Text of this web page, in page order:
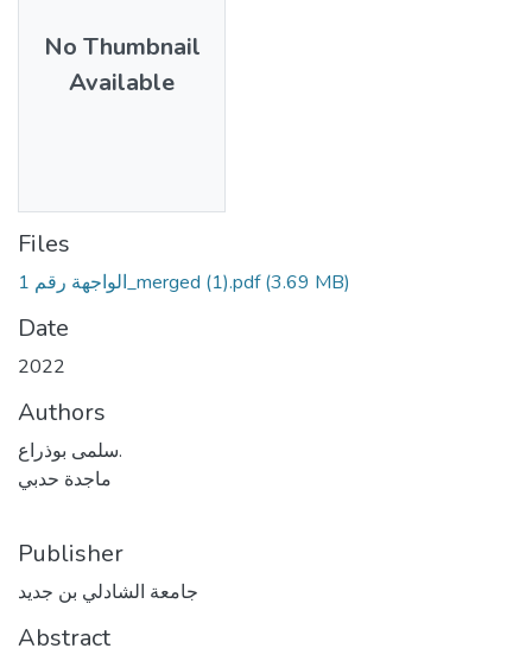
No Thumbnail
Available
Files
الواجهة رقم 1_merged (1).pdf (3.69 MB)
Date
2022
Authors
سلمى بوذراع.
ماجدة حدبي
Publisher
جامعة الشادلي بن جديد
Abstract